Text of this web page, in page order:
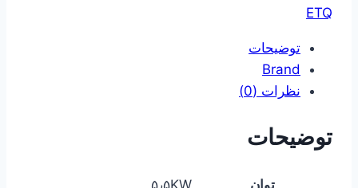
ETQ
توضیحات
Brand
نظرات (0)
توضیحات